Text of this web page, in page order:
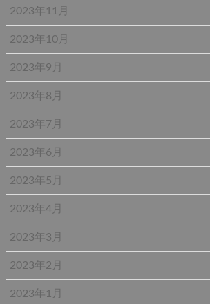
2023年11月
2023年10月
2023年9月
2023年8月
2023年7月
2023年6月
2023年5月
2023年4月
2023年3月
2023年2月
2023年1月